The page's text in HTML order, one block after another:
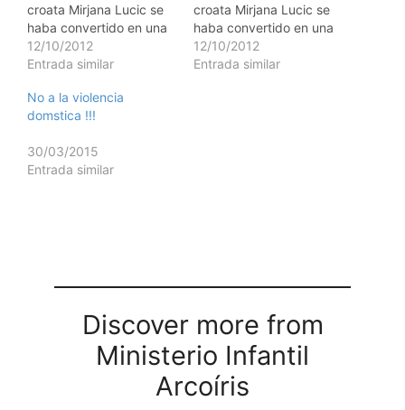
croata Mirjana Lucic se
haba convertido en una
tenista de renombre
mundial. Ya estaba en el
femeniño. Luego de
jugar el Abierto de
solicitar asilo para ella,
su madre y sus…
12/10/2012
Entrada similar
croata Mirjana Lucic se
haba convertido en una
tenista de renombre
mundial. Ya estaba en el
12/10/2012
Entrada similar
No a la violencia
domstica !!!
30/03/2015
Entrada similar
Discover more from
Ministerio Infantil
Arcoíris